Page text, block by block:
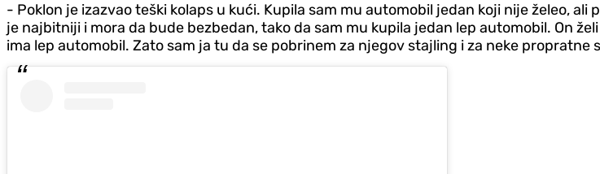
- Poklon je izazvao teški kolaps u kući. Kupila sam mu automobil jedan koji nije želeo,
je najbitniji i mora da bude bezbedan, tako da sam mu kupila jedan lep automobil. On
ima lep automobil. Zato sam ja tu da se pobrinem za njegov stajling i za neke propratne